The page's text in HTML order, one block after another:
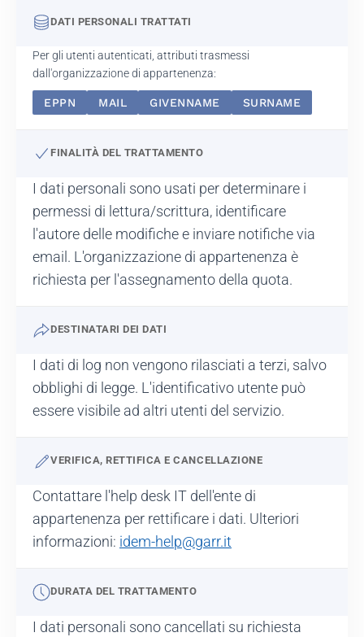
DATI PERSONALI TRATTATI
Per gli utenti autenticati, attributi trasmessi
dall'organizzazione di appartenenza:
EPPN MAIL GIVENNAME SURNAME
FINALITÀ DEL TRATTAMENTO
I dati personali sono usati per determinare i
permessi di lettura/scrittura, identificare
l'autore delle modifiche e inviare notifiche via
email. L'organizzazione di appartenenza è
richiesta per l'assegnamento della quota.
DESTINATARI DEI DATI
I dati di log non vengono rilasciati a terzi, salvo
obblighi di legge. L'identificativo utente può
essere visibile ad altri utenti del servizio.
VERIFICA, RETTIFICA E CANCELLAZIONE
Contattare l'help desk IT dell'ente di
appartenenza per rettificare i dati. Ulteriori
informazioni: idem-help@garr.it
DURATA DEL TRATTAMENTO
I dati personali sono cancellati su richiesta